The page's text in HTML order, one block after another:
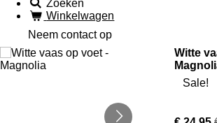
Zoeken
Winkelwagen
Neem contact op
Witte
Sale!